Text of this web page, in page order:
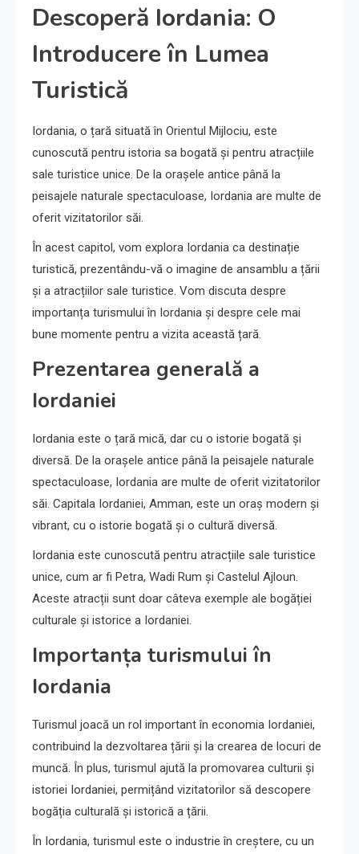
Descoperă Iordania: O
Introducere în Lumea
Turistică
Iordania, o țară situată în Orientul Mijlociu, este
cunoscută pentru istoria sa bogată și pentru atracțiile
sale turistice unice. De la orașele antice până la
peisajele naturale spectaculoase, Iordania are multe de
oferit vizitatorilor săi.
În acest capitol, vom explora Iordania ca destinație
turistică, prezentându-vă o imagine de ansamblu a țării
și a atracțiilor sale turistice. Vom discuta despre
importanța turismului în Iordania și despre cele mai
bune momente pentru a vizita această țară.
Prezentarea generală a
Iordaniei
Iordania este o țară mică, dar cu o istorie bogată și
diversă. De la orașele antice până la peisajele naturale
spectaculoase, Iordania are multe de oferit vizitatorilor
săi. Capitala Iordaniei, Amman, este un oraș modern și
vibrant, cu o istorie bogată și o cultură diversă.
Iordania este cunoscută pentru atracțiile sale turistice
unice, cum ar fi Petra, Wadi Rum și Castelul Ajloun.
Aceste atracții sunt doar câteva exemple ale bogăției
culturale și istorice a Iordaniei.
Importanța turismului în
Iordania
Turismul joacă un rol important în economia Iordaniei,
contribuind la dezvoltarea țării și la crearea de locuri de
muncă. În plus, turismul ajută la promovarea culturii și
istoriei Iordaniei, permițând vizitatorilor să descopere
bogăția culturală și istorică a țării.
În Iordania, turismul este o industrie în creștere, cu un